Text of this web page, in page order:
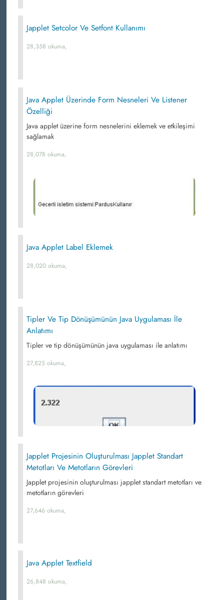
Japplet Setcolor Ve Setfont Kullanımı
28,358 okuma,
Java Applet Üzerinde Form Nesneleri Ve Listener
Özelliği
Java applet üzerine form nesnelerini eklemek ve etkileşimi
sağlamak
28,078 okuma,
Java Applet Label Eklemek
28,020 okuma,
Tipler Ve Tip Dönüşümünün Java Uygulaması İle
Anlatımı
Tipler ve tip dönüşümünün java uygulaması ile anlatımı
27,825 okuma,
Japplet Projesinin Oluşturulması Japplet Standart
Metotları Ve Metotların Görevleri
Japplet projesinin oluşturulması japplet standart metotları ve
metotların görevleri
27,646 okuma,
Java Applet Textfield
26,848 okuma,